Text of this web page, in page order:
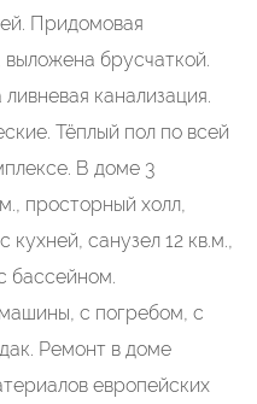
Придомовая
брусчаткой.
канализация.
Тёплый пол по всей
В доме 3
просторный холл,
санузел 12 кв.м.,
бассейном.
с погребом, с
Ремонт в доме
европейских